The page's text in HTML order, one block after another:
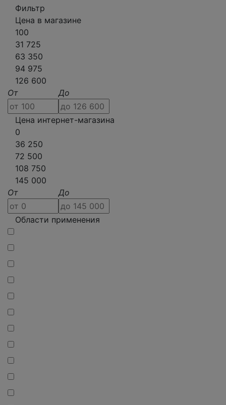
Фильтр
Цена в магазине
100
31 725
63 350
94 975
126 600
От
До
Цена интернет-магазина
0
36 250
72 500
108 750
145 000
От
До
Области применения